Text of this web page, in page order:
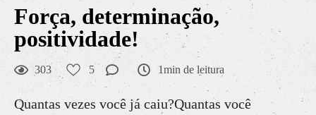
Força, determinação,
positividade!
303 5 1min de leitura
Quantas vezes você já caiu?Quantas você